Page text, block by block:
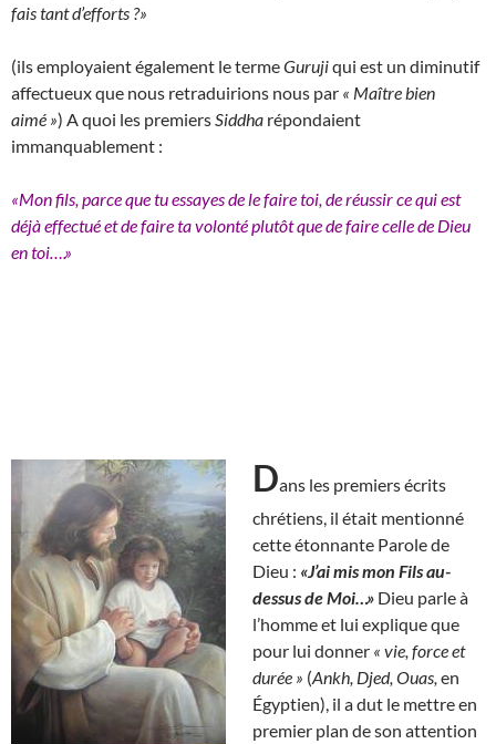
fais tant d’efforts ?»
(ils employaient également le termeGurujiqui est un diminutif
affectueux que nous retraduirions nous par « Maître bien
aimé ») A quoi les premiers Siddha répondaient
immanquablement :
«Mon fils, parce que tu essayes de le faire toi, de réussir ce qui est
déjà effectué et de faire ta volonté plutôt que de faire celle de Dieu
en toi….»
Dans les premiers écrits
chrétiens, il était mentionné
cette étonnante Parole de
Dieu : «J’ai mis mon Fils au-
dessus de Moi…» Dieu parle à
l’homme et lui explique que
pour lui donner « vie, force et
durée » (Ankh, Djed, Ouas, en
Égyptien), il a dut le mettre en
premier plan de son attention